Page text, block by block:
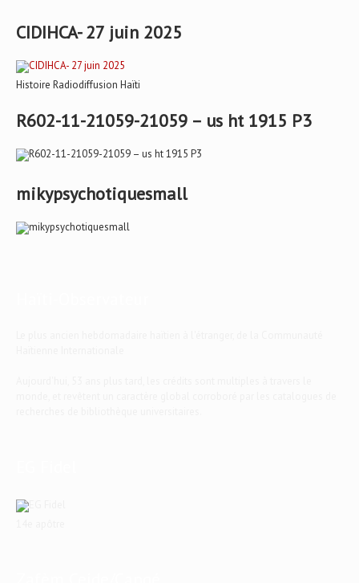
CIDIHCA- 27 juin 2025
Histoire Radiodiffusion Haïti
R602-11-21059-21059 – us ht 1915 P3
mikypsychotiquesmall